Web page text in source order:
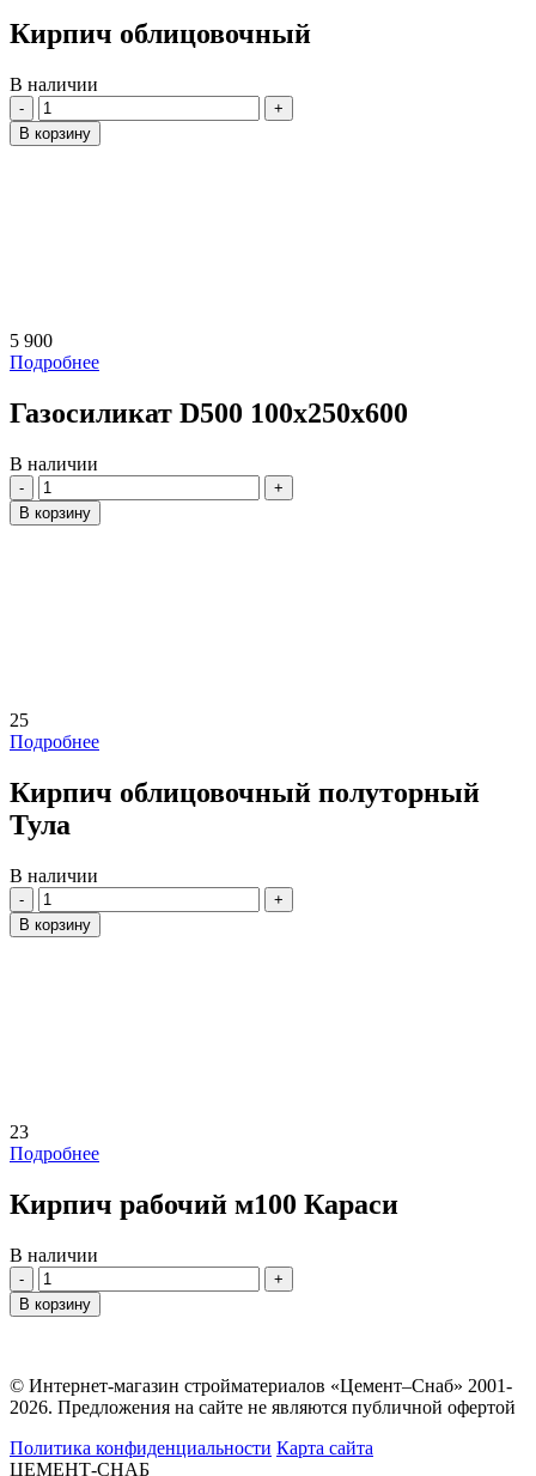
Кирпич облицовочный
В наличии
Количество
В корзину
5 900
Подробнее
Газосиликат D500 100х250х600
В наличии
Количество
В корзину
25
Подробнее
Кирпич облицовочный полуторный
Тула
В наличии
Количество
В корзину
23
Подробнее
Кирпич рабочий м100 Караси
В наличии
Количество
В корзину
© Интернет-магазин стройматериалов «Цемент–Снаб» 2001-
2026. Предложения на сайте не являются публичной офертой
Политика конфиденциальности Карта сайта
ЦЕМЕНТ-СНАБ